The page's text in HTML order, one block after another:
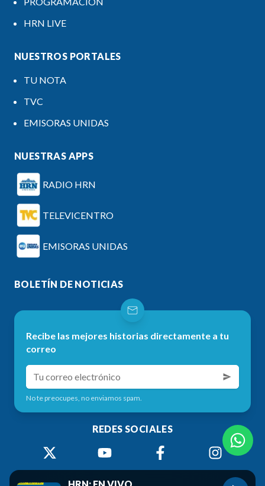
HRN LIVE
NUESTROS PORTALES
TU NOTA
TVC
EMISORAS UNIDAS
NUESTRAS APPS
RADIO HRN
TELEVICENTRO
EMISORAS UNIDAS
BOLETÍN DE NOTICIAS
Recibe las mejores historias directamente a tu
correo
No te preocupes, no enviamos spam.
REDES SOCIALES